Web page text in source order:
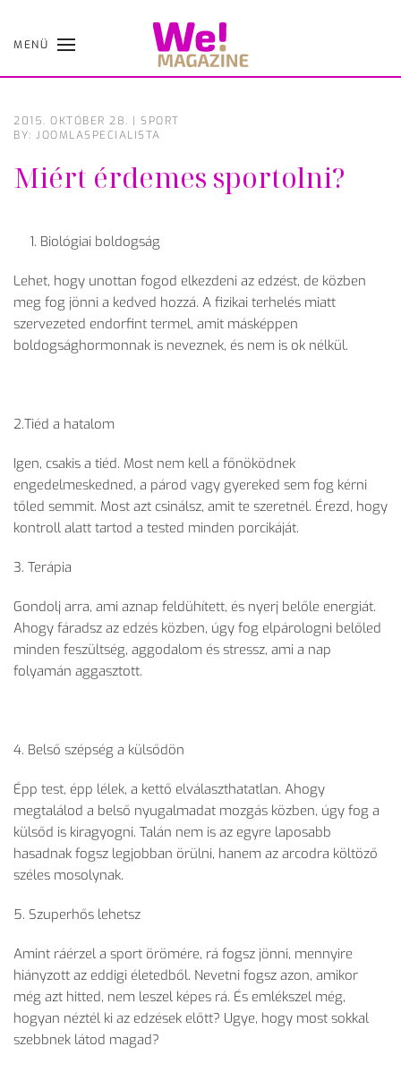
Skip
MENÜ
2015. OKTÓBER 28. | SPORT
BY: JOOMLASPECIALISTA
Miért érdemes sportolni?
Biológiai boldogság
Lehet, hogy unottan fogod elkezdeni az edzést, de közben
meg fog jönni a kedved hozzá. A fizikai terhelés miatt
szervezeted endorfint termel, amit másképpen
boldogsághormonnak is neveznek, és nem is ok nélkül.
2.Tiéd a hatalom
Igen, csakis a tiéd. Most nem kell a főnöködnek
engedelmeskedned, a párod vagy gyereked sem fog kérni
tőled semmit. Most azt csinálsz, amit te szeretnél. Érezd, hogy
kontroll alatt tartod a tested minden porcikáját.
3. Terápia
Gondolj arra, ami aznap feldühített, és nyerj belőle energiát.
Ahogy fáradsz az edzés közben, úgy fog elpárologni belőled
minden feszültség, aggodalom és stressz, ami a nap
folyamán aggasztott.
4. Belső szépség a külsődön
Épp test, épp lélek, a kettő elválaszthatatlan. Ahogy
megtalálod a belső nyugalmadat mozgás közben, úgy fog a
külsőd is kiragyogni. Talán nem is az egyre laposabb
hasadnak fogsz legjobban örülni, hanem az arcodra költöző
széles mosolynak.
5. Szuperhős lehetsz
Amint ráérzel a sport örömére, rá fogsz jönni, mennyire
hiányzott az eddigi életedből. Nevetni fogsz azon, amikor
még azt hitted, nem leszel képes rá. És emlékszel még,
hogyan néztél ki az edzések előtt? Ugye, hogy most sokkal
szebbnek látod magad?